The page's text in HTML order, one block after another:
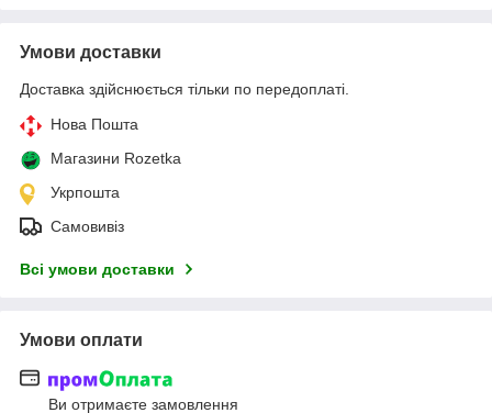
Умови доставки
Доставка здійснюється тільки по передоплаті.
Нова Пошта
Магазини Rozetka
Укрпошта
Самовивіз
Всі умови доставки
Умови оплати
Ви отримаєте замовлення